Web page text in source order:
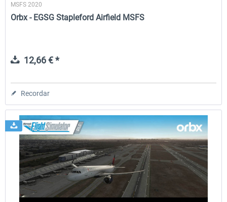
MSFS 2020
Orbx - EGSG Stapleford Airfield MSFS
12,66 € *
Recordar